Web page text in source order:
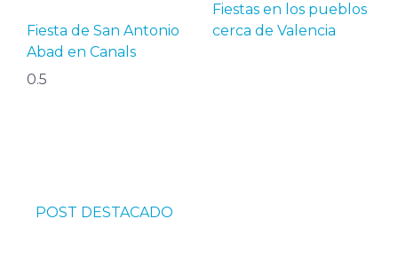
Fiesta de San Antonio
Abad en Canals
Fiestas en los pueblos
cerca de Valencia
POST DESTACADO